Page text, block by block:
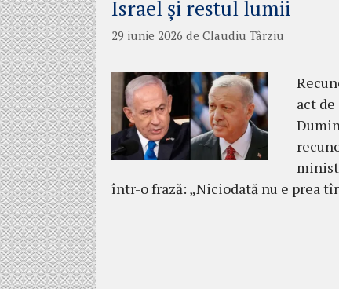
Israel și restul lumii
29 iunie 2026 de Claudiu Târziu
act
într-o frază: „Niciodată nu e prea